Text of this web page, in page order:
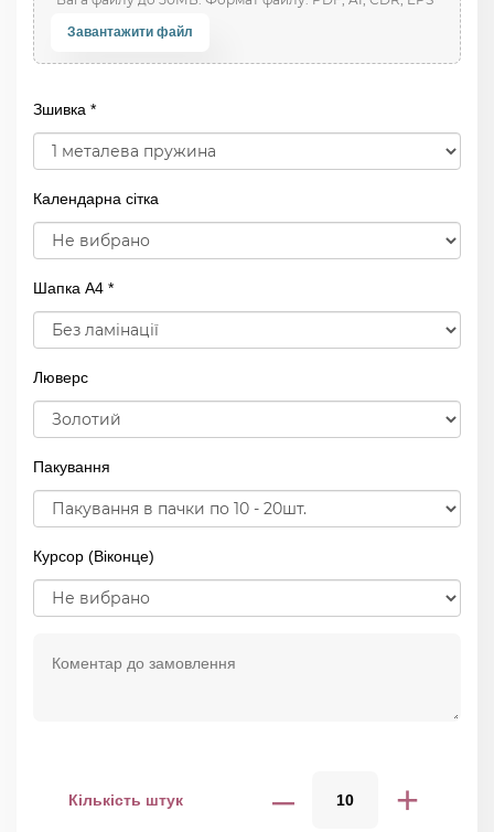
Завантажити файл
Зшивка *
Календарна сітка
Шапка А4 *
Люверс
Пакування
Курсор (Віконце)
Кількість штук – +